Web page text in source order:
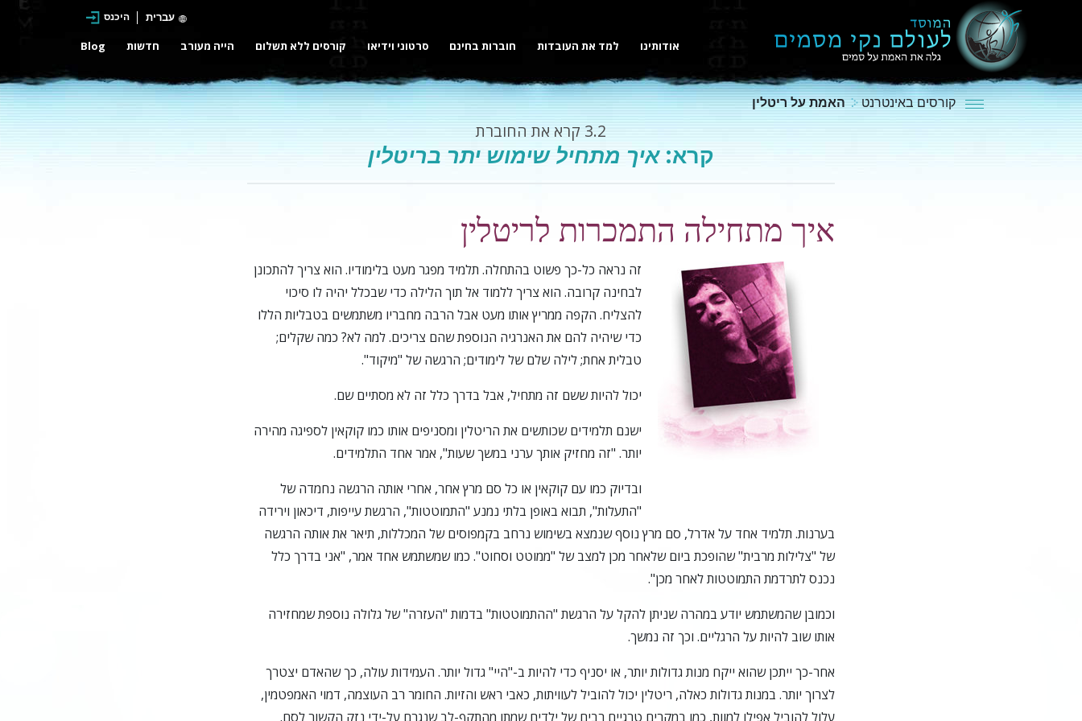
עברית היכנס
אודותינו למד את העובדות חוברות בחינם סרטוני וידיאו קורסים ללא תשלום הייה מעורב חדשות Blog
קורסים באינטרנט האמת על ריטלין
3.2 קרא את החוברת
קרא:איך מתחיל שימוש יתר בריטלין
איך מתחילה התמכרות לריטלין
זה נראה כל-כך פשוט בהתחלה. תלמיד מפגר מעט בלימודיו. הוא צריך להתכונן
לבחינה קרובה. הוא צריך ללמוד אל תוך הלילה כדי שבכלל יהיה לו סיכוי
להצליח. הקפה ממריץ אותו מעט אבל הרבה מחבריו משתמשים בטבליות הללו
כדי שיהיה להם את האנרגיה הנוספת שהם צריכים. למה לא? כמה שקלים;
טבלית אחת; לילה שלם של לימודים; הרגשה של "מיקוד".
יכול להיות ששם זה מתחיל, אבל בדרך כלל זה לא מסתיים שם.
ישנם תלמידים שכותשים את הריטלין ומסניפים אותו כמו קוקאין לספיגה מהירה
יותר. "זה מחזיק אותך ערני במשך שעות", אמר אחד התלמידים.
ובדיוק כמו עם קוקאין או כל סם מרץ אחר, אחרי אותה הרגשה נחמדה של
"התעלות", תבוא באופן בלתי נמנע "התמוטטות", הרגשת עייפות, דיכאון וירידה
בערנות. תלמיד אחד על אדרל, סם מרץ נוסף שנמצא בשימוש נרחב בקמפוסים של המכללות, תיאר את אותה הרגשה
של "צלילות מרבית" שהופכת ביום שלאחר מכן למצב של "ממוטט וסחוט". כמו שמשתמש אחד אמר, "אני בדרך כלל
נכנס לתרדמת התמוטטות לאחר מכן".
וכמובן שהמשתמש יודע במהרה שניתן להקל על הרגשת "ההתמוטטות" בדמות "העזרה" של גלולה נוספת שמחזירה
אותו שוב להיות על הרגליים. וכך זה נמשך.
אחר-כך ייתכן שהוא ייקח מנות גדולות יותר, או יסניף כדי להיות ב-"היי" גדול יותר. העמידות עולה, כך שהאדם יצטרך
לצרוך יותר. במנות גדולות כאלה, ריטלין יכול להוביל לעוויתות, כאבי ראש והזיות. החומר רב העוצמה, דמוי האמפטמין,
עלול להוביל אפילו למוות, כמו במקרים טרגיים רבים של ילדים שמתו מהתקף-לב שנגרם על-ידי נזק הקשור לסם.